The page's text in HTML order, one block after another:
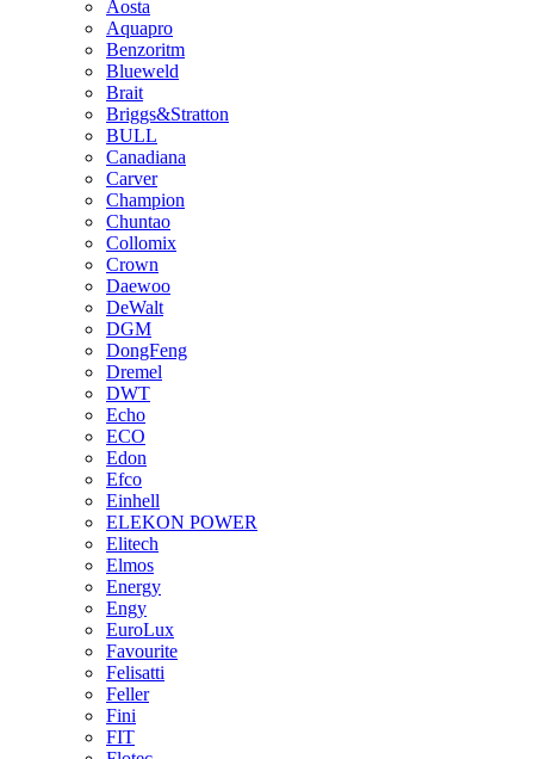
Aosta
Aquapro
Benzoritm
Blueweld
Brait
Briggs&Stratton
BULL
Canadiana
Carver
Champion
Chuntao
Collomix
Crown
Daewoo
DeWalt
DGM
DongFeng
Dremel
DWT
Echo
ECO
Edon
Efco
Einhell
ELEKON POWER
Elitech
Elmos
Energy
Engy
EuroLux
Favourite
Felisatti
Feller
Fini
FIT